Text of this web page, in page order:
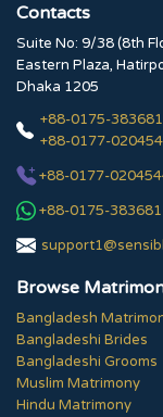
Contacts
Suite No: 9/38 (8th
Eastern Plaza,
Dhaka 1205
+88-0175-
+88-0177-
+88-0177-
+88-0175-
Browse
Bangladesh
Bangladeshi Brides
Bangladeshi Grooms
Muslim Matrimony
Hindu Matrimony